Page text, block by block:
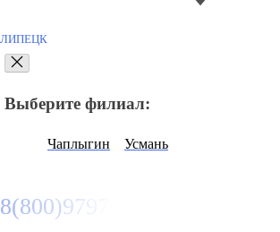
ЛИПЕЦК
Выберите филиал:
Чаплыгин Усмань
8(800)9797043